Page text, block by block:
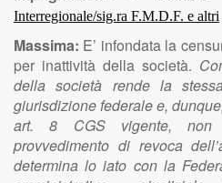
Interregionale/sig.ra F.M.D.F. e altri
Massima: E’ infondata la
per inattività della società.
della società rende la
giurisdizione federale e,
art. 8 CGS vigente, non
provvedimento di revoca
determina lo iato con la